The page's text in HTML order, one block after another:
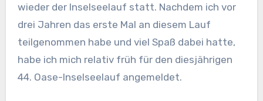
wieder der Inselseelauf statt. Nachdem ich vor
drei Jahren das erste Mal an diesem Lauf
teilgenommen habe und viel Spaß dabei hatte,
habe ich mich relativ früh für den diesjährigen
44. Oase-Inselseelauf angemeldet.